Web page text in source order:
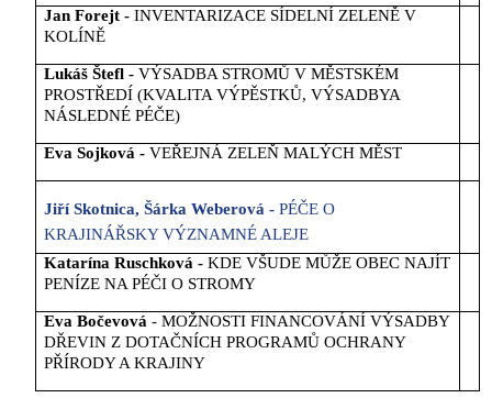
Jan Forejt - INVENTARIZACE SÍDELNÍ ZELENĚ V
KOLÍNĚ
Lukáš Štefl - VÝSADBA STROMŮ V MĚSTSKÉM
PROSTŘEDÍ (KVALITA VÝPĚSTKŮ, VÝSADBYA
NÁSLEDNÉ PÉČE)
Eva Sojková - VEŘEJNÁ ZELEŇ MALÝCH MĚST
Jiří Skotnica, Šárka Weberová - PÉČE O
KRAJINÁŘSKY VÝZNAMNÉ ALEJE
Katarína Ruschková - KDE VŠUDE MŮŽE OBEC NAJÍT
PENÍZE NA PÉČI O STROMY
Eva Bočevová - MOŽNOSTI FINANCOVÁNÍ VÝSADBY
DŘEVIN Z DOTAČNÍCH PROGRAMŮ OCHRANY
PŘÍRODY A KRAJINY